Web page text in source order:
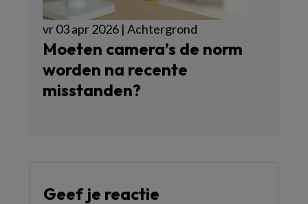
vr 03 apr 2026 | Achtergrond
Moeten camera’s de norm
worden na recente
misstanden?
Geef je reactie